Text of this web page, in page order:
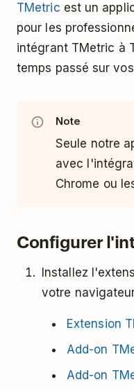
TMetric est un
pour les
intégrant TMetric à
temps passé sur
Note
Seule notre
avec
Chrome ou
Configurer
Installez
votre
Extension
Add-on
Add-on